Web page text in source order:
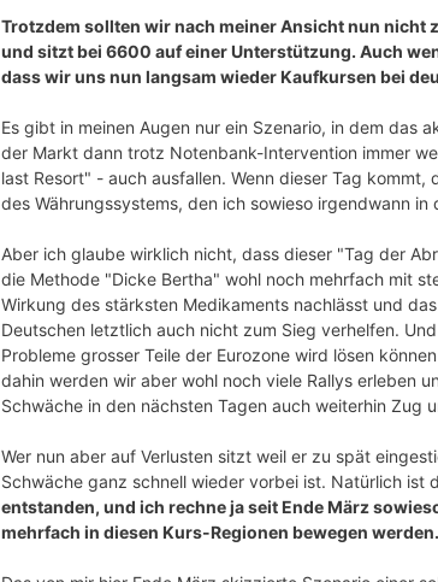
Trotzdem sollten wir nach meiner Ansicht nun nicht
und sitzt bei 6600 auf einer Unterstützung. Auch
dass wir uns nun langsam wieder Kaufkursen bei
Es gibt in meinen Augen nur ein Szenario, in dem das
der Markt dann trotz Notenbank-Intervention immer
last Resort" - auch ausfallen. Wenn dieser Tag
des Währungssystems, den ich sowieso irgendwann
Aber ich glaube wirklich nicht, dass dieser "Tag der
die Methode "Dicke Bertha" wohl noch mehrfach mit
Wirkung des stärksten Medikaments nachlässt und
Deutschen letztlich auch nicht zum Sieg verhelfen.
Probleme grosser Teile der Eurozone wird lösen
dahin werden wir aber wohl noch viele Rallys erleben
Schwäche in den nächsten Tagen auch weiterhin Zug
Wer nun aber auf Verlusten sitzt weil er zu spät
Schwäche ganz schnell wieder vorbei ist. Natürlich ist
entstanden, und ich rechne ja seit Ende März
mehrfach in diesen Kurs-Regionen bewegen werden.